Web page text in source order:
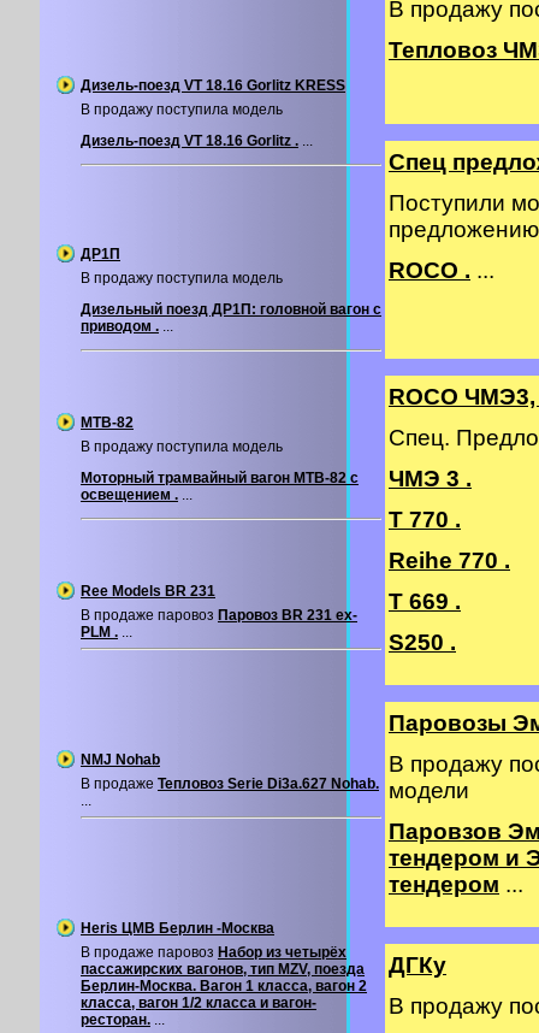
Дизель-поезд VT 18.16 Gorlitz KRESS
В продажу поступила модель
Дизель-поезд VT 18.16 Gorlitz . ...
ДР1П
В продажу поступила модель
Дизельный поезд ДР1П: головной вагон с
приводом . ...
МТВ-82
В продажу поступила модель
Моторный трамвайный вагон МТВ-82 с
освещением . ...
Ree Models BR 231
В продаже паровоз Паровоз BR 231 ex-
PLM . ...
NMJ Nohab
В продаже Тепловоз Serie Di3a.627 Nohab.
...
Heris ЦМВ Берлин -Москва
В продаже паровоз Набор из четырёх
пассажирских вагонов, тип MZV, поезда
Берлин-Москва. Вагон 1 класса, вагон 2
класса, вагон 1/2 класса и вагон-
ресторан. ...
В продажу
Тепловоз
Спец
Поступили
ROCO . ...
ROCO ЧМЭ3,
Спец.
ЧМЭ 3 .
T 770 .
Reihe 770 .
T 669 .
S250 .
Паровозы
В продажу
модели
Паровзов
тендером и
тендером ...
ДГКу
В продажу